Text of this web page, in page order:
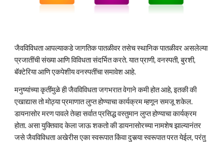
जैवविविधता आपल्याकडे जागतिक पातळीवर तसेच स्थानिक पातळीवर असलेल्या
प्रजातींची संख्या आणि विविधता संदर्भित करते. यात प्राणी, वनस्पती, बुरशी,
बॅक्टेरिया आणि एकपेशीय वनस्पतींचा समावेश आहे.
मनुष्यांच्या कृतींमुळे ही जैवविविधता जगभरात वेगाने कमी होत आहे, इतकी की
एखाद्यास तो मोठ्या प्रमाणात लुप्त होण्याचा कार्यक्रम म्हणून समजू शकेल.
डायनासोर मरण पावले तेव्हा सर्वात प्रसिद्ध वस्तुमान लुप्त होण्याचा कार्यक्रम
होता. असा युक्तिवाद केला जाऊ शकतो की डायनासोरच्या नामशेष झाल्यानंतर
जसे जैवविविधता अखेरीस एका स्वरूपात किंवा दुसर्‍या स्वरूपात परत येईल, परंतु